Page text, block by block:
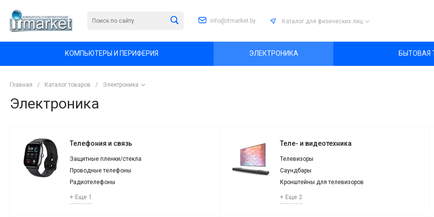
info@itmarket.by Каталог для физических лиц
КОМПЬЮТЕРЫ И ПЕРИФЕРИЯ ЭЛЕКТРОНИКА БЫТОВАЯ
Главная / Каталог товаров / Электроника
Электроника
Телефония и связь
Защитные пленки/стекла
Проводные телефоны
Радиотелефоны
Еще 1
Теле- и видеотехника
Телевизоры
Саундбары
Кронштейны для телевизоров
Еще 2